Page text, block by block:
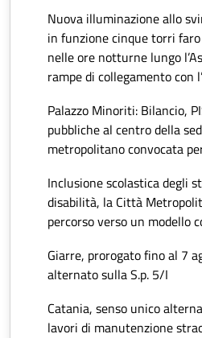
Nuova illuminazione allo
in funzione cinque torri faro
nelle ore notturne lungo
rampe di collegamento con
Palazzo Minoriti: Bilancio,
pubbliche al centro della
metropolitano convocata
Inclusione scolastica degli
disabilità, la Città
percorso verso un modello
Giarre, prorogato fino al 7
alternato sulla S.p. 5/I
Catania, senso unico
lavori di manutenzione